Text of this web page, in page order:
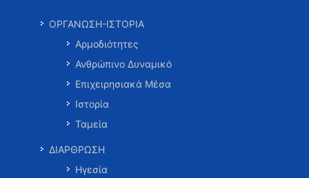
ΟΡΓΑΝΩΣΗ-ΙΣΤΟΡΙΑ
Αρμοδιότητες
Ανθρώπινο Δυναμικό
Επιχειρησιακά Μέσα
Ιστορία
Ταμεία
ΔΙΑΡΘΡΩΣΗ
Ηγεσία